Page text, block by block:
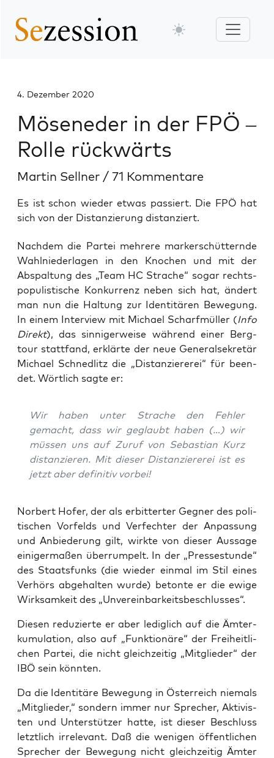
4. Dezember 2020
Möseneder in der FPÖ –
Rolle rückwärts
Martin Sellner / 71 Kommentare
Es ist schon wieder etwas passiert. Die FPÖ hat
sich von der Distanzierung distanziert.
Nach­dem die Par­tei meh­re­re mark­erschüt­tern­de
Wahl­nie­der­la­gen in den Kno­chen und mit der
Abspal­tung des „Team HC Stra­che“ sogar rechts­
po­pu­lis­ti­sche Kon­kur­renz neben sich hat, ändert
man nun die Hal­tung zur Iden­ti­tä­ren Bewe­gung.
In einem Inter­view mit Micha­el Scharf­mül­ler (Info
Direkt), das sin­ni­ger­wei­se wäh­rend einer Berg­
tour statt­fand, erklär­te der neue Gene­ral­se­kre­tär
Micha­el Schned­litz die „Distan­zie­re­rei“ für been­
det. Wört­lich sag­te er:
Wir haben unter Stra­che den Feh­ler
gemacht, dass wir geglaubt haben (…) wir
müs­sen uns auf Zuruf von Sebas­ti­an Kurz
distan­zie­ren. Mit die­ser Distan­zie­re­rei ist es
jetzt aber defi­ni­tiv vorbei!
Nor­bert Hofer, der als erbit­ter­ter Geg­ner des poli­
ti­schen Vor­felds und Ver­fech­ter der Anpas­sung
und Anbie­de­rung gilt, wirk­te von die­ser Aus­sa­ge
eini­ger­ma­ßen über­rum­pelt. In der „Pres­se­stun­de“
des Staats­funks (die wie­der ein­mal im Stil eines
Ver­hörs abge­hal­ten wur­de) beton­te er die ewi­ge
Wirk­sam­keit des „Unver­ein­bar­keits­be­schlus­ses“.
Die­sen redu­zier­te er aber ledig­lich auf die Ämter­
ku­mu­la­ti­on, also auf „Funk­tio­nä­re“ der Frei­heit­li­
chen Par­tei, die nicht gleich­zei­tig „Mit­glie­der“ der
IBÖ sein könnten.
Da die Iden­ti­tä­re Bewe­gung in Öster­reich nie­mals
„Mit­glie­der,“ son­dern immer nur Spre­cher, Akti­vis­
ten und Unter­stüt­zer hat­te, ist die­ser Beschluss
letzt­lich irrele­vant. Daß die weni­gen öffent­li­chen
Spre­cher der Bewe­gung nicht gleich­zei­tig Ämter